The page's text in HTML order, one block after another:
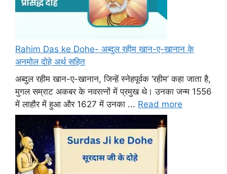
Rahim Das ke Dohe- अब्दुल रहीम खान-ए-खानान के
अनमोल दोहे अर्थ सहित
अब्दुल रहीम खान-ए-खानान, जिन्हें स्नेहपूर्वक ‘रहीम’ कहा जाता है,
मुगल सम्राट अकबर के नवरत्नों में प्रमुख थे। उनका जन्म 1556
में लाहौर में हुआ और 1627 में उनका ... Read more